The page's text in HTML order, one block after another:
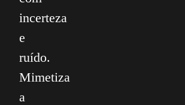
incerteza
e
ruído.
Mimetiza
a